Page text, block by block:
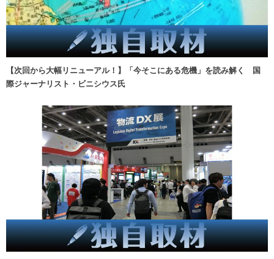
【次回から大幅リニューアル！】「今そこにある危機」を読み解く 国
際ジャーナリスト・ビニシウス氏